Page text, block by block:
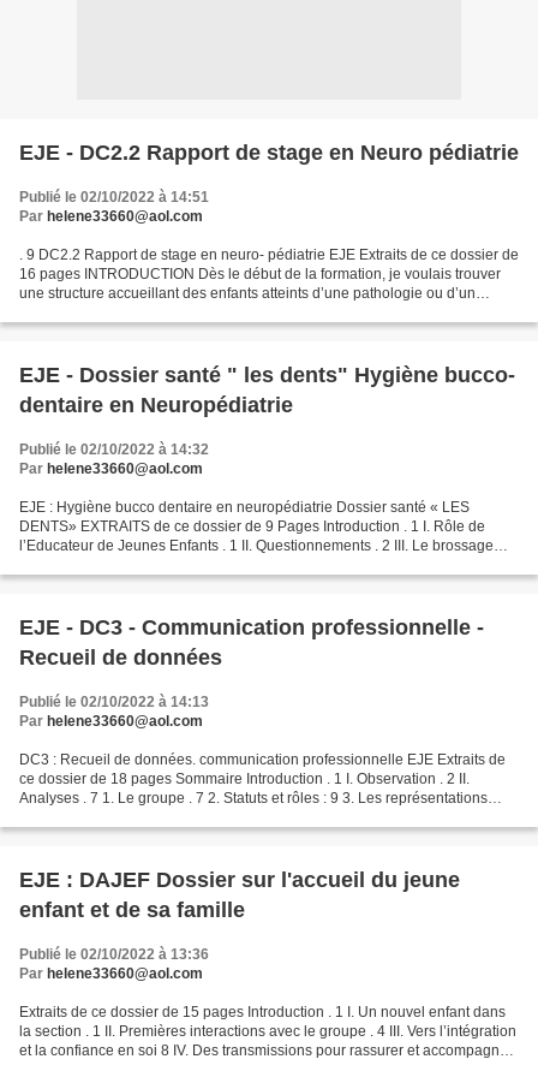
EJE - DC2.2 Rapport de stage en Neuro pédiatrie
Publié le 02/10/2022 à 14:51
Par helene33660@aol.com
. 9 DC2.2 Rapport de stage en neuro- pédiatrie EJE Extraits de ce dossier de
16 pages INTRODUCTION Dès le début de la formation, je voulais trouver
une structure accueillant des enfants atteints d’une pathologie ou d’un
EJE - Dossier santé " les dents" Hygiène bucco-
dentaire en Neuropédiatrie
Publié le 02/10/2022 à 14:32
Par helene33660@aol.com
EJE : Hygiène bucco dentaire en neuropédiatrie Dossier santé « LES
DENTS» EXTRAITS de ce dossier de 9 Pages Introduction . 1 I. Rôle de
l’Educateur de Jeunes Enfants . 1 II. Questionnements . 2 III. Le brossage
EJE - DC3 - Communication professionnelle -
Recueil de données
Publié le 02/10/2022 à 14:13
Par helene33660@aol.com
DC3 : Recueil de données. communication professionnelle EJE Extraits de
ce dossier de 18 pages Sommaire Introduction . 1 I. Observation . 2 II.
Analyses . 7 1. Le groupe . 7 2. Statuts et rôles : 9 3. Les représentations
EJE : DAJEF Dossier sur l'accueil du jeune
enfant et de sa famille
Publié le 02/10/2022 à 13:36
Par helene33660@aol.com
Extraits de ce dossier de 15 pages Introduction . 1 I. Un nouvel enfant dans
la section . 1 II. Premières interactions avec le groupe . 4 III. Vers l’intégration
et la confiance en soi 8 IV. Des transmissions pour rassurer et accompagner